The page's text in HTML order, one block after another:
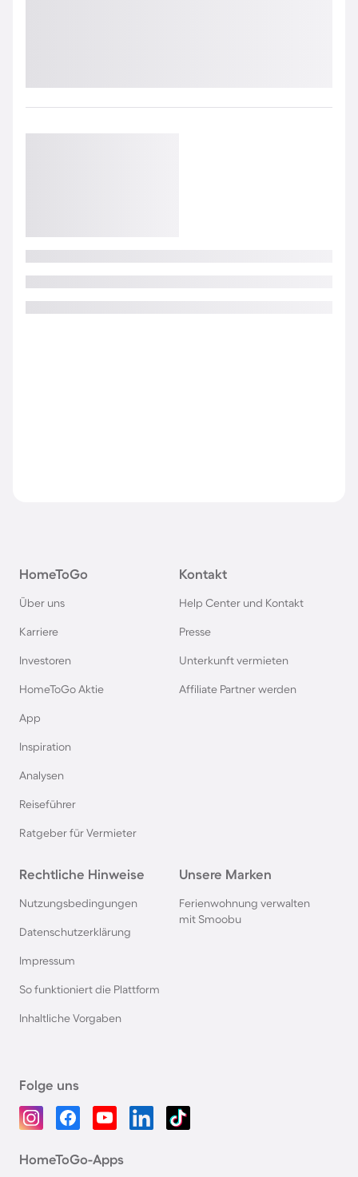
HomeToGo
Über uns
Karriere
Investoren
HomeToGo Aktie
App
Inspiration
Analysen
Reiseführer
Ratgeber für Vermieter
Kontakt
Help Center und Kontakt
Presse
Unterkunft vermieten
Affiliate Partner werden
Rechtliche Hinweise
Nutzungsbedingungen
Datenschutzerklärung
Impressum
So funktioniert die Plattform
Inhaltliche Vorgaben
Unsere Marken
Ferienwohnung verwalten
mit Smoobu
Folge uns
HomeToGo-Apps